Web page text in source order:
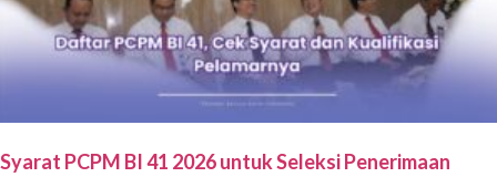
Syarat PCPM BI 41 2026 untuk Seleksi Penerimaan